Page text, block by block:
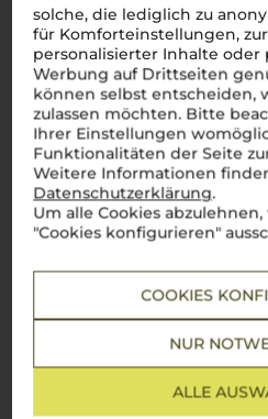
solche, die lediglich zu
für Komforteinstellungen,
personalisierter Inhalte oder
Werbung auf Drittseiten
können selbst entscheiden,
zulassen möchten. Bitte
Ihrer Einstellungen
Funktionalitäten der Seite
Weitere Informationen
Datenschutzerklärung.
Um alle Cookies
"Cookies konfigurieren"
COOKIES
NUR
ALLE